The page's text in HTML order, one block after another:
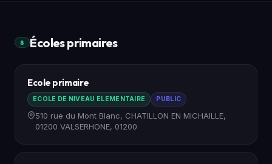
8 Écoles primaires
Ecole primaire
ECOLE DE NIVEAU ELEMENTAIRE PUBLIC
510 rue du Mont Blanc, CHATILLON EN MICHAILLE,
01200 VALSERHONE, 01200